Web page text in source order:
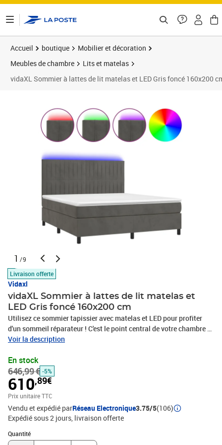
Accueil boutique
Mobilier et décoration
Meubles de chambre
Lits et matelas
vidaXL Sommier à lattes de lit matelas et LED Gris foncé 160x200
1 /9
Livraison offerte
Vidaxl
vidaXL Sommier à lattes de lit matelas et
LED Gris foncé 160x200 cm
Utilisez ce sommier tapissier avec matelas et LED pour profiter
d'un sommeil réparateur ! C'est le point central de votre chambre à
coucher. Velours doux : le velours est un tissu doux et luxueux qui
ont une touche lisse. Le tissu en velours présente un toucher doux
distinctif, ce qui le rend confortable au toucher.Tête de lit pratique
: la tête de lit est réglable en hauteur selon vos préférences. La tête
de lit vous offre un excellent soutien du dos lorsque vous êtes
assis dans votre lit pour lire ou regarder la télévision.Bande LED
colorée : apportez de l'éclairage dans l'obscurité avec des lumières
LED colorées !Matelas à ressorts ensachés : le ressort ensaché
individuel intégré est connu pour sa très haute qualité tout en
Voir la description
En stock
646,99 € -5%
610,89€
Prix unitaire TTC
Vendu et expédié parRéseau Electronique3.75/5(106)
Expédié sous 2 jours livraison offerte
Quantité
Quantité : 1